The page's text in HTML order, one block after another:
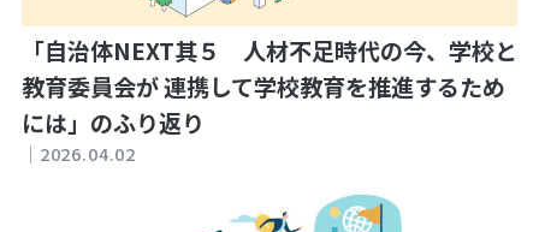
「自治体NEXT其５ 人材不足時代の今、学校と
教育委員会が 連携して学校教育を推進するため
には」のふり返り
｜ 2026.04.02